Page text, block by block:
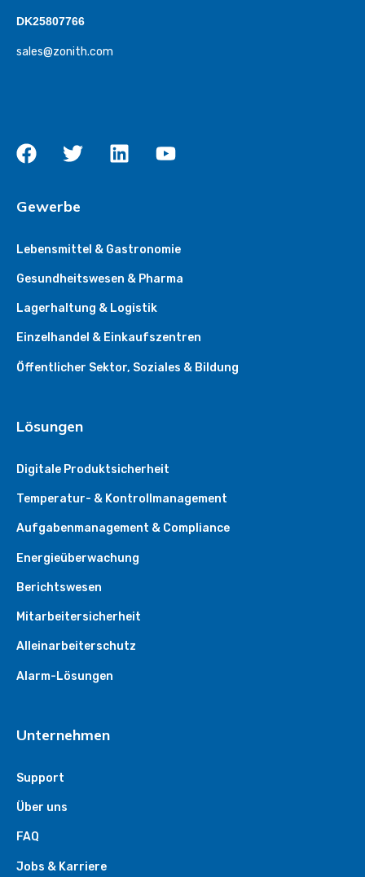
DK25807766
sales@zonith.com
Gewerbe
Lebensmittel & Gastronomie
Gesundheitswesen & Pharma
Lagerhaltung & Logistik
Einzelhandel & Einkaufszentren
Öffentlicher Sektor, Soziales & Bildung
Lösungen
Digitale Produktsicherheit
Temperatur- & Kontrollmanagement
Aufgabenmanagement & Compliance
Energieüberwachung
Berichtswesen
Mitarbeitersicherheit
Alleinarbeiterschutz
Alarm-Lösungen
Unternehmen
Support
Über uns
FAQ
Jobs & Karriere